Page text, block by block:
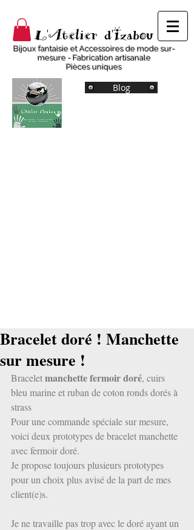
L'Atelier d'Izabou
Bijoux fantaisie et Accessoires de mode sur-
mesure - Fabrication artisanale
Pièces uniques
Blog
Bracelet doré ! Manchette
sur mesure !
Bracelet manchette fermoir doré, cuirs
bleu marine et ruban de coton ronds dorés à
strass
Pour une commande spéciale sur mesure,
voici deux prototypes de bracelet manchette
avec fermoir doré.
Je propose toujours plusieurs prototypes
pour un choix plus avisé de la part de mes
client(e)s.
Je ne travaille pas trop avec le doré ayant un